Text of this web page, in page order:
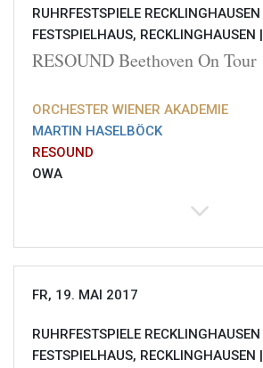
RUHRFESTSPIELE RECKLINGHAUSEN
FESTSPIELHAUS, RECKLINGHAUSEN |
RESOUND Beethoven On Tour
ORCHESTER WIENER AKADEMIE
MARTIN HASELBÖCK
RESOUND
OWA
FR, 19. MAI 2017
RUHRFESTSPIELE RECKLINGHAUSEN
FESTSPIELHAUS, RECKLINGHAUSEN |